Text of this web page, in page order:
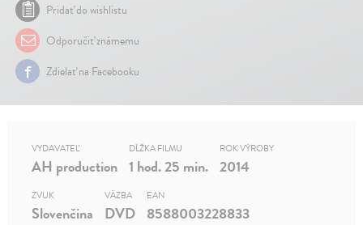
Pridať do wishlistu
Odporučiť známemu
Zdielať na Facebooku
VYDAVATEĽ
AH production
DĹŽKA FILMU
1 hod. 25 min.
ROK VÝROBY
2014
ZVUK
Slovenčina
VÄZBA
DVD
EAN
8588003228833